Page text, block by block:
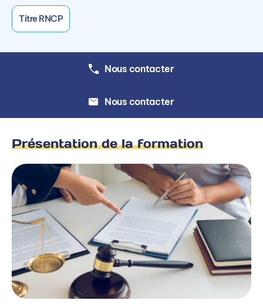
Titre RNCP
Nous contacter
Nous contacter
Présentation de la formation
Distinguer les différentes branches du droit
privé et leurs principales composantes
Maîtriser la hiérarchie des normes juridiques.
Identifier les différents acteurs du procès et le
Distinguer les différentes étapes d’une
procédure judiciaire ;
Mesurer la place des nouveaux modes de
Européennes, Conseil Constitutionnel,
médiation).
DROIT GÉNÉRAL
Les différentes sources de droit et leur
hiérarchie
Droit commercial